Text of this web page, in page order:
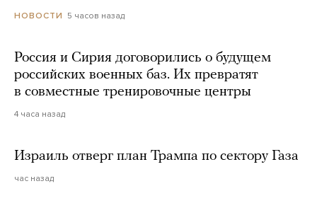
НОВОСТИ 5 часов назад
Россия и Сирия договорились о будущем
российских военных баз. Их превратят
в совместные тренировочные центры
4 часа назад
Израиль отверг план Трампа по сектору Газа
час назад